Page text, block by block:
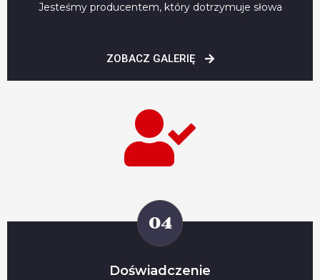
Jesteśmy producentem, który dotrzymuje słowa
ZOBACZ GALERIĘ
04
Doświadczenie